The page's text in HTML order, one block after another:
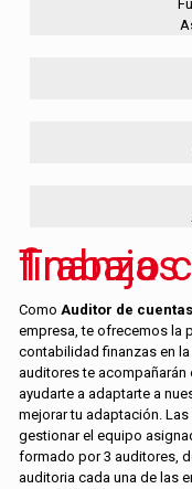
Trabajo
Como Auditor de cuentas
empresa, te ofrecemos la
contabilidad finanzas en la
auditores te acompañarán
ayudarte a adaptarte a
mejorar tu adaptación.
gestionar el equipo
formado por 3 auditores,
auditoria cada una de las